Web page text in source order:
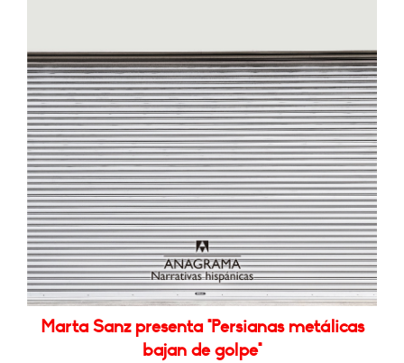
Marta Sanz presenta "Persianas metálicas
bajan de golpe"